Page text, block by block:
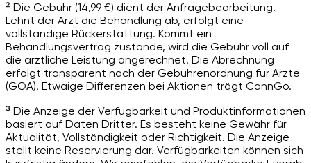
² Die Gebühr (14,99 €) dient der Anfragebearbeitung.
Lehnt der Arzt die Behandlung ab, erfolgt eine
vollständige Rückerstattung. Kommt ein
Behandlungsvertrag zustande, wird die Gebühr voll auf
die ärztliche Leistung angerechnet. Die Abrechnung
erfolgt transparent nach der Gebührenordnung für Ärzte
(GOÄ). Etwaige Differenzen bei Aktionen trägt CannGo.
³ Die Anzeige der Verfügbarkeit und Produktinformationen
basiert auf Daten Dritter. Es besteht keine Gewähr für
Aktualität, Vollständigkeit oder Richtigkeit. Die Anzeige
stellt keine Reservierung dar. Verfügbarkeiten können sich